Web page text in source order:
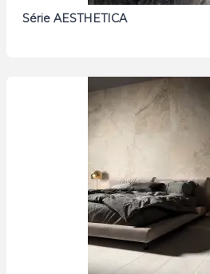
Série AESTHETICA